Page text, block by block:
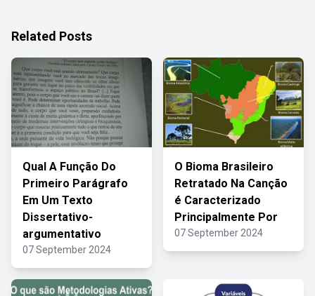
Related Posts
Qual A Função Do
Primeiro Parágrafo
Em Um Texto
Dissertativo-
argumentativo
07 September 2024
O Bioma Brasileiro
Retratado Na Canção
é Caracterizado
Principalmente Por
07 September 2024